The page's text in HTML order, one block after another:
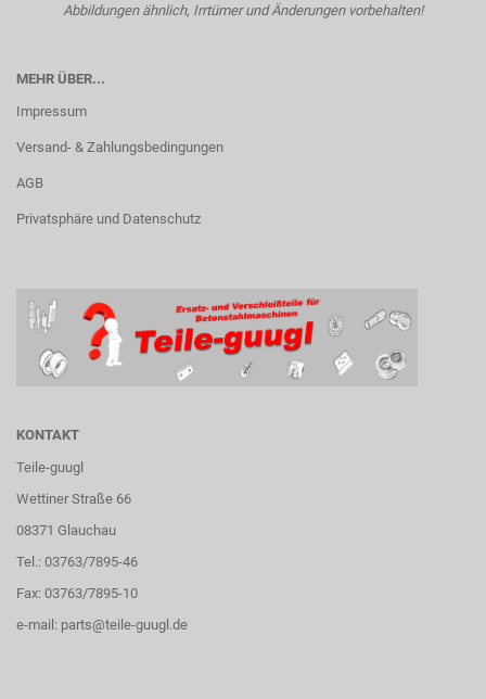
Abbildungen ähnlich, Irrtümer und Änderungen vorbehalten!
MEHR ÜBER...
Impressum
Versand- & Zahlungsbedingungen
AGB
Privatsphäre und Datenschutz
KONTAKT
Teile-guugl
Wettiner Straße 66
08371 Glauchau
Tel.: 03763/7895-46
Fax: 03763/7895-10
e-mail: parts@teile-guugl.de